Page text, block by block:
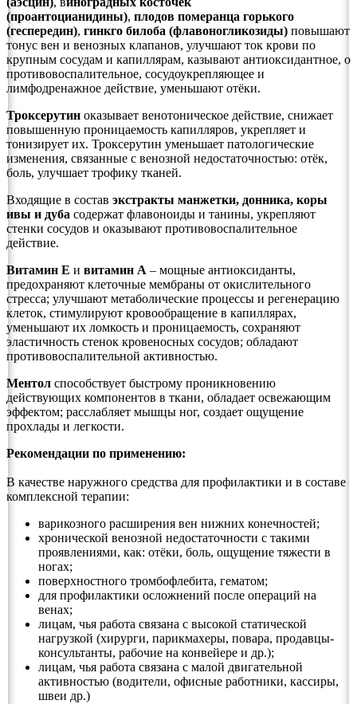
(проантоцианидины), плодов померанца горького
(геспередин), гинкго билоба (флавоногликозиды) повышают
тонус вен и венозных клапанов, улучшают ток крови по
крупным сосудам и капиллярам, казывают антиоксидантное, о
противовоспалительное, сосудоукрепляющее и
лимфодренажное действие, уменьшают отёки.
Троксерутин оказывает венотоническое действие, снижает
повышенную проницаемость капилляров, укрепляет и
тонизирует их. Троксерутин уменьшает патологические
изменения, связанные с венозной недостаточностью: отёк,
боль, улучшает трофику тканей.
Входящие в состав экстракты манжетки, донника, коры
ивы и дуба содержат флавоноиды и танины, укрепляют
стенки сосудов и оказывают противовоспалительное
действие.
Витамин Е и витамин А – мощные антиоксиданты,
предохраняют клеточные мембраны от окислительного
стресса; улучшают метаболические процессы и регенерацию
клеток, стимулируют кровообращение в капиллярах,
уменьшают их ломкость и проницаемость, сохраняют
эластичность стенок кровеносных сосудов; обладают
противовоспалительной активностью.
Ментол способствует быстрому проникновению
действующих компонентов в ткани, обладает освежающим
эффектом; расслабляет мышцы ног, создает ощущение
прохлады и легкости.
Рекомендации по применению:
В качестве наружного средства для профилактики и в составе
комплексной терапии:
варикозного расширения вен нижних конечностей;
хронической венозной недостаточности с такими
проявлениями, как: отёки, боль, ощущение тяжести в
ногах;
поверхностного тромбофлебита, гематом;
для профилактики осложнений после операций на
венах;
лицам, чья работа связана с высокой статической
нагрузкой (хирурги, парикмахеры, повара, продавцы-
консультанты, рабочие на конвейере и др.);
лицам, чья работа связана с малой двигательной
активностью (водители, офисные работники, кассиры,
швеи др.)